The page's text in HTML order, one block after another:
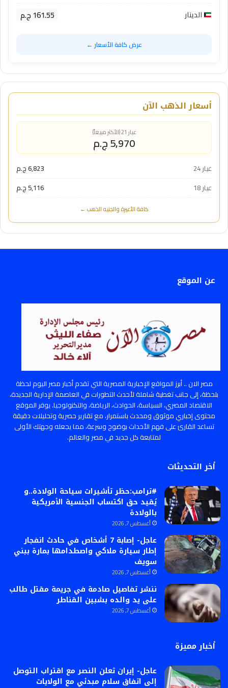
الدينار 161.55 ج.م
عرض كافة الأسعار ←
أسعار الذهب الآن
عيار 21 (الأكثر مبيعاً)
5,970 ج.م
عيار 24
6,823 ج.م
عيار 18
5,116 ج.م
كافة الأعيرة والجنيه الذهب ←
عن الموقع
مصر الان .. أبرز المواقع الإخبارية المصرية التي تقدم أخبار مصر اليوم لحظة
بلحظة، إلى جانب تغطية شاملة لأحدث التطورات في العاصمة الإدارية الجديدة،
الاقتصاد المصري، السياسة، الحوادث، الرياضة، والتكنولوجيا. يوفر الموقع
محتوى إخباري موثوق ومحدث باستمرار، مع تقارير حصرية وتحليلات دقيقة
تساعد القارئ على فهم الأحداث بوضوح وسرعة، مما يجعله وجهتك الأولى
لمتابعة كل جديد في مصر والعالم.
أخر التحديثات
#ترامب:حظر تأشيرات سياحة الولادة..و
يُقيد حق اكتساب الجنسية الأمريكية
بالولادة
أغسطس 7, 2026
عاجل- إصابة 7 أشخاص في حادث انفجار
إطار سيارة ملاكي واصطدامها بمارة ببني
سويف
أغسطس 7, 2026
ننشر تفاصيل صادمة في جريمة مقتل طالب
على يد والده بشبين القناطر
أغسطس 7, 2026
أخبار مميزة
عاجل- إيران تعلن النصر مع اقتراب التوصل
إلى اتفاق سلام مبدئي مع الولايات